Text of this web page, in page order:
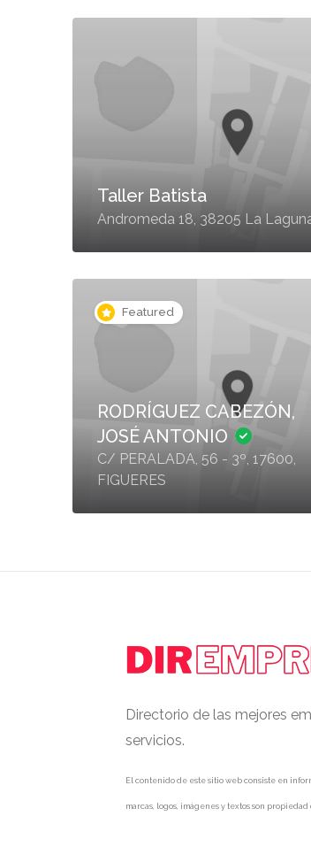
Taller Batista
Andromeda 18, 38205 La
Featured
RODRÍGUEZ CABEZÓN,
JOSÉ ANTONIO
C/ PERALADA, 56 - 3º, 17600,
FIGUERES
Directorio de las mejores
servicios.
El contenido de este sitio web consiste en
marcas, logos, imágenes y textos son